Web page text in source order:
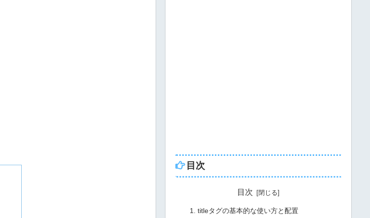
目次
目次
titleタグの基本的な使い方と配置